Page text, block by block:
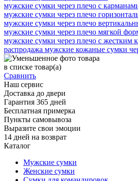
мужские сумки через плечо с
мужские сумки через плечо
мужские сумки через плечо
мужские сумки через плечо мягкой
мужские сумки через плечо с жестким
распродажа мужские кожаные сумки
в списке товар(а)
Сравнить
Наш сервис
Доставка до двери
Гарантия 365 дней
Бесплатная примерка
Пункты самовывоза
Выразите свои эмоции
14 дней на возврат
Каталог
Мужские сумки
Женские сумки